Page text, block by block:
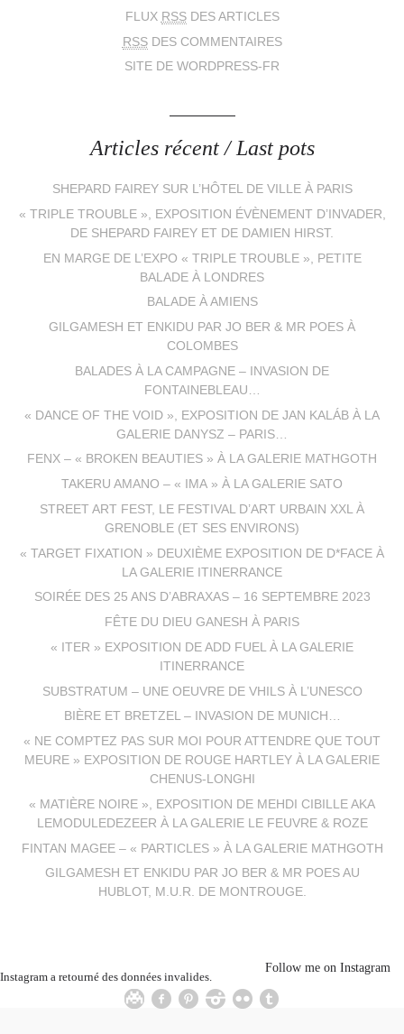
FLUX RSSDES ARTICLES
RSSDES COMMENTAIRES
SITE DE WORDPRESS-FR
Articles récent / Last pots
SHEPARD FAIREY SUR L’HÔTEL DE VILLE À PARIS
« TRIPLE TROUBLE », EXPOSITION ÉVÈNEMENT D’INVADER,
DE SHEPARD FAIREY ET DE DAMIEN HIRST.
EN MARGE DE L’EXPO « TRIPLE TROUBLE », PETITE
BALADE À LONDRES
BALADE À AMIENS
GILGAMESH ET ENKIDU PAR JO BER & MR POES À
COLOMBES
BALADES À LA CAMPAGNE – INVASION DE
FONTAINEBLEAU…
« DANCE OF THE VOID », EXPOSITION DE JAN KALÁB À LA
GALERIE DANYSZ – PARIS…
FENX – « BROKEN BEAUTIES » À LA GALERIE MATHGOTH
TAKERU AMANO – « IMA » À LA GALERIE SATO
STREET ART FEST, LE FESTIVAL D’ART URBAIN XXL À
GRENOBLE (ET SES ENVIRONS)
« TARGET FIXATION » DEUXIÈME EXPOSITION DE D*FACE À
LA GALERIE ITINERRANCE
SOIRÉE DES 25 ANS D’ABRAXAS – 16 SEPTEMBRE 2023
FÊTE DU DIEU GANESH À PARIS
« ITER » EXPOSITION DE ADD FUEL À LA GALERIE
ITINERRANCE
SUBSTRATUM – UNE OEUVRE DE VHILS À L’UNESCO
BIÈRE ET BRETZEL – INVASION DE MUNICH…
« NE COMPTEZ PAS SUR MOI POUR ATTENDRE QUE TOUT
MEURE » EXPOSITION DE ROUGE HARTLEY À LA GALERIE
CHENUS-LONGHI
« MATIÈRE NOIRE », EXPOSITION DE MEHDI CIBILLE AKA
LEMODULEDEZEER À LA GALERIE LE FEUVRE & ROZE
FINTAN MAGEE – « PARTICLES » À LA GALERIE MATHGOTH
GILGAMESH ET ENKIDU PAR JO BER & MR POES AU
HUBLOT, M.U.R. DE MONTROUGE.
Instagram a retourné des données invalides.
Follow me on Instagram